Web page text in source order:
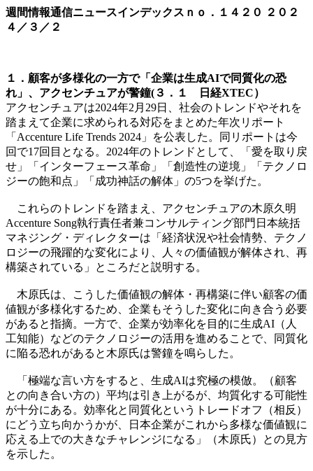
週間情報通信ニュースインデックスｎｏ． １４２０
２０２
４／３／２
１．顧客が多様化の一方で「企業は生成AIで同質化の恐
れ」、アクセンチュアが警鐘(３．１ 日経XTEC）
アクセンチュアは2024年2月29日、社会のトレンドやそれを
踏まえて企業に求められる対応をまとめた年次リポート
「Accenture Life Trends 2024」を公表した。同リポートは今
回で17回目となる。2024年のトレンドとして、「愛を取り戻
せ」「インターフェース革命」「創造性の逆境」「テクノロ
ジーの飽和点」「成功神話の解体」の5つを挙げた。
これらのトレンドを踏まえ、アクセンチュアの木原久明
Accenture Song執行責任者兼コンサルティング部門日本統括
マネジング・ディレクターは「経済状況や社会情勢、テクノ
ロジーの飛躍的な変化により、人々の価値観が解体され、再
構築されている」ところだと説明する。
木原氏は、こうした価値観の解体・再構築に伴い顧客の価
値観が多様化するため、企業もそうした変化に向き合う必要
があると指摘。一方で、企業が効率化を目的に生成AI（人
工知能）などのテクノロジーの活用を進めることで、同質化
に陥る恐れがあると木原氏は警鐘を鳴らした。
「極端な言い方をすると、生成AIは究極の模倣。（顧客
との向き合い方の）平均は引き上がるが、均質化する可能性
が十分にある。効率化と同質化というトレードオフ（相反）
にどう立ち向かうかが、日本企業がこれから多様な価値観に
応える上での大きなチャレンジになる」（木原氏）との見方
を示した。